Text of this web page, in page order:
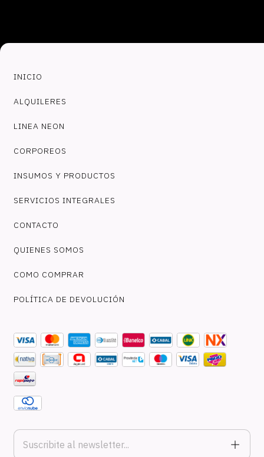
INICIO
ALQUILERES
LINEA NEON
CORPOREOS
INSUMOS Y PRODUCTOS
SERVICIOS INTEGRALES
CONTACTO
QUIENES SOMOS
COMO COMPRAR
POLÍTICA DE DEVOLUCIÓN